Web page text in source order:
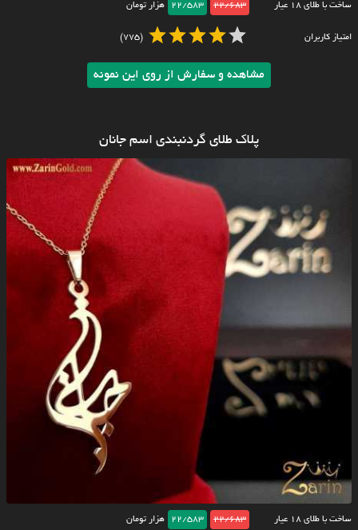
ساخت با طلای ۱۸ عیار 22/683
22/583 هزار تومان
امتیاز کاربران (775)
مشاهده و سفارش از روی این نمونه
پلاک طلای گردنبندی اسم جانان
ساخت با طلای ۱۸ عیار 22/683
22/583 هزار تومان